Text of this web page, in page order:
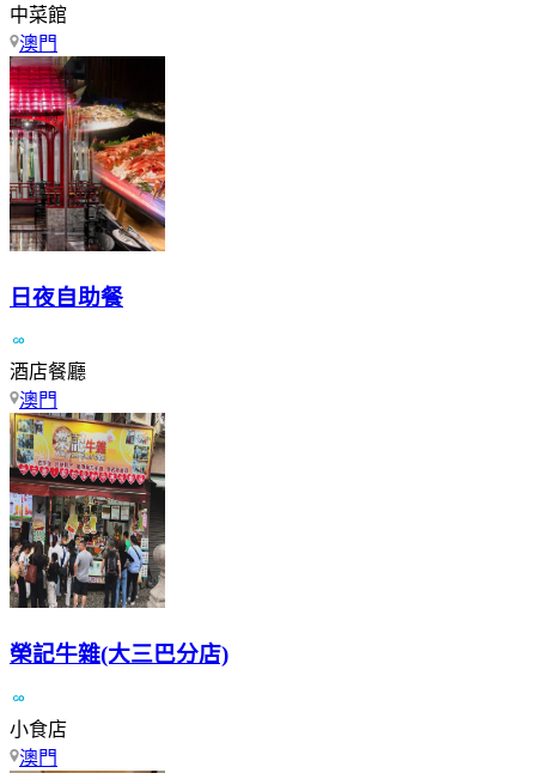
中菜館
澳門
日夜自助餐
酒店餐廳
澳門
榮記牛雜(大三巴分店)
小食店
澳門